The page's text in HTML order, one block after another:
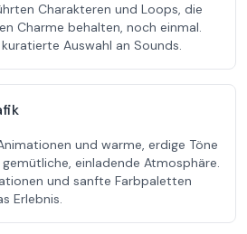
Charakteren und Loops, die
Charme behalten, noch einmal.
Auswahl an Sounds.
und warme, erdige Töne
einladende Atmosphäre.
und sanfte Farbpaletten
Erlebnis.